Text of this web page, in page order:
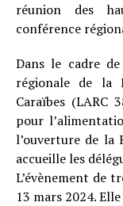
réunion des
conférence
Dans le cadre
régionale de la
Caraïbes (LARC
pour
l’ouverture de la
accueille les
L’évènement de
13 mars 2024.